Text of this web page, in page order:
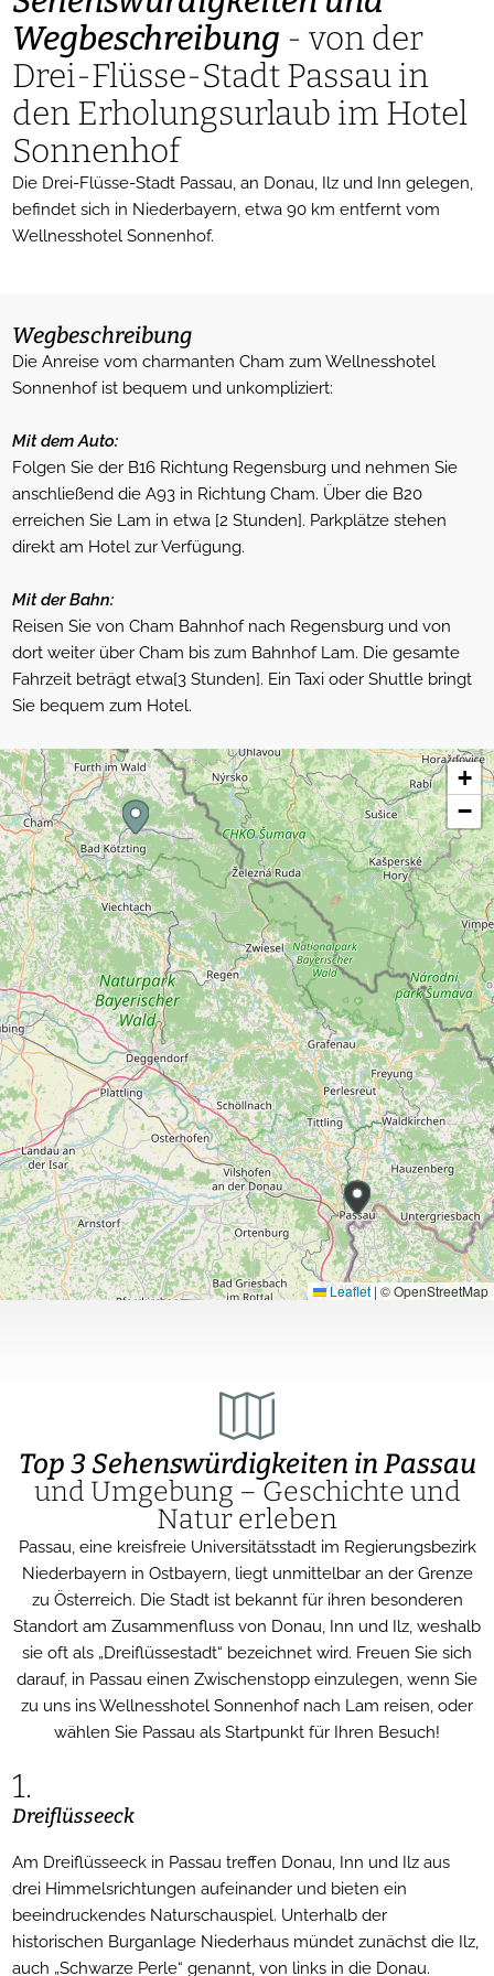
Wegbeschreibung - von der
Drei-Flüsse-Stadt Passau in
den Erholungsurlaub im Hotel
Sonnenhof
Die Drei-Flüsse-Stadt Passau, an Donau, Ilz und Inn gelegen,
befindet sich in Niederbayern, etwa 90 km entfernt vom
Wellnesshotel Sonnenhof.
Wegbeschreibung
Die Anreise vom charmanten Cham zum Wellnesshotel
Sonnenhof ist bequem und unkompliziert:
Mit dem Auto:
Folgen Sie der B16 Richtung Regensburg und nehmen Sie
anschließend die A93 in Richtung Cham. Über die B20
erreichen Sie Lam in etwa [2 Stunden]. Parkplätze stehen
direkt am Hotel zur Verfügung.
Mit der Bahn:
Reisen Sie von Cham Bahnhof nach Regensburg und von
dort weiter über Cham bis zum Bahnhof Lam. Die gesamte
Fahrzeit beträgt etwa[3 Stunden]. Ein Taxi oder Shuttle bringt
Sie bequem zum Hotel.
+
−
Leaflet | © OpenStreetMap
Top 3 Sehenswürdigkeiten in Passau
und Umgebung – Geschichte und
Natur erleben
Passau, eine kreisfreie Universitätsstadt im Regierungsbezirk
Niederbayern in Ostbayern, liegt unmittelbar an der Grenze
zu Österreich. Die Stadt ist bekannt für ihren besonderen
Standort am Zusammenfluss von Donau, Inn und Ilz, weshalb
sie oft als „Dreiflüssestadt“ bezeichnet wird. Freuen Sie sich
darauf, in Passau einen Zwischenstopp einzulegen, wenn Sie
zu uns ins Wellnesshotel Sonnenhof nach Lam reisen, oder
wählen Sie Passau als Startpunkt für Ihren Besuch!
1.
Dreiflüsseeck
Am Dreiflüsseeck in Passau treffen Donau, Inn und Ilz aus
drei Himmelsrichtungen aufeinander und bieten ein
beeindruckendes Naturschauspiel. Unterhalb der
historischen Burganlage Niederhaus mündet zunächst die Ilz,
auch „Schwarze Perle“ genannt, von links in die Donau.